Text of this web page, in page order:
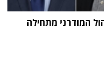
המודרני מתחילה